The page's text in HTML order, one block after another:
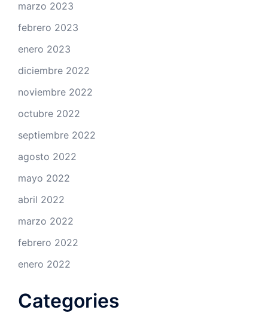
marzo 2023
febrero 2023
enero 2023
diciembre 2022
noviembre 2022
octubre 2022
septiembre 2022
agosto 2022
mayo 2022
abril 2022
marzo 2022
febrero 2022
enero 2022
Categories